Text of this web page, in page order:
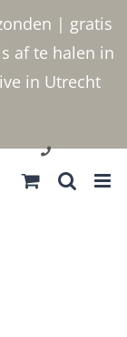
| gratis
af te halen in
in Utrecht
030 2400000